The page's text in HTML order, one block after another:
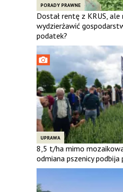
PORADY PRAWNE
Dostał rentę z KRUS, ale
wydzierżawić
podatek?
UPRAWA
8,5 t/ha mimo
odmiana pszenicy podbija